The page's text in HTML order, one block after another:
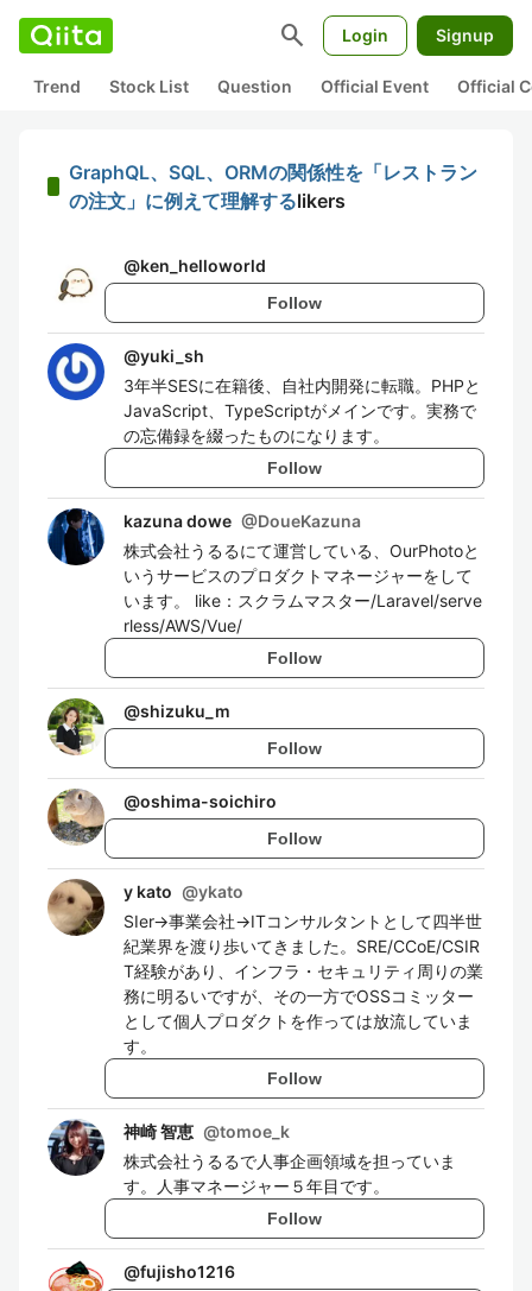
search Login Signup
Trend Stock List Question Official Event Official
GraphQL、SQL、ORMの関係性を「レストラン
の注文」に例えて理解するlikers
@ken_helloworld
Follow
@yuki_sh
3年半SESに在籍後、自社内開発に転職。PHPと
JavaScript、TypeScriptがメインです。実務で
の忘備録を綴ったものになります。
Follow
kazuna dowe @DoueKazuna
株式会社うるるにて運営している、OurPhotoと
いうサービスのプロダクトマネージャーをして
います。 like：スクラムマスター/Laravel/serve
rless/AWS/Vue/
Follow
@shizuku_m
Follow
@oshima-soichiro
Follow
y kato @ykato
SIer→事業会社→ITコンサルタントとして四半世
紀業界を渡り歩いてきました。SRE/CCoE/CSIR
T経験があり、インフラ・セキュリティ周りの業
務に明るいですが、その一方でOSSコミッター
として個人プロダクトを作っては放流していま
す。
Follow
神崎 智恵 @tomoe_k
株式会社うるるで人事企画領域を担っていま
す。人事マネージャー５年目です。
Follow
@fujisho1216